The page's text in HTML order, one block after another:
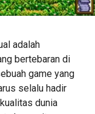
adalah
bertebaran di
game yang
selalu hadir
dunia